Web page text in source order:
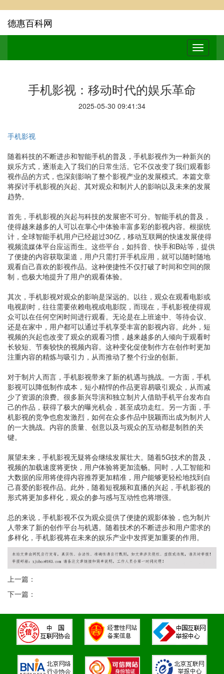
德惠百科网
手机影视：移动时代的娱乐革命
2025-05-30 09:41:34
手机影视
随着科技的不断进步和智能手机的普及，手机影视作为一种新兴的
娱乐方式，逐渐走入了我们的日常生活。它不仅改变了我们观看影
视作品的方式，也深刻影响了整个影视产业的发展模式。本篇文章
将探讨手机影视的兴起、其对观众和制片人的影响以及未来的发展
趋势。
首先，手机影视的兴起与科技的发展密不可分。智能手机的普及，
使得越来越多的人可以在掌心中体验丰富多彩的影视内容。根据统
计，全球智能手机用户已经超过30亿，移动互联网的快速发展使得
视频流媒体平台应运而生。这些平台，如抖音、快手和B站等，提供
了便捷的内容获取渠道，用户只需打开手机应用，就可以随时随地
观看自己喜欢的影视作品。这种便捷性不仅打破了时间和空间的限
制，也极大地提升了用户的观看体验。
其次，手机影视对观众的影响是深远的。以往，观众在观看电影或
电视剧时，往往需要依赖电视或电影院，而现在，手机影视使得观
众可以在任何空闲时间进行观看。无论是在上班途中、等待会议、
还是在家中，用户都可以通过手机享受丰富的影视内容。此外，短
视频的兴起也改变了观众的观看习惯，越来越多的人倾向于观看时
长较短、节奏较快的视频内容。这种变化促使制作方在创作时更加
注重内容的精炼与吸引力，从而推动了整个行业的创新。
对于制片人而言，手机影视带来了新的机遇与挑战。一方面，手机
影视可以降低制作成本，短小精悍的作品更容易吸引观众，从而减
少了资源的浪费。很多新兴导演和独立制片人借助手机平台发布自
己的作品，获得了极大的曝光机会，甚至成功走红。另一方面，手
机影视的竞争也愈发激烈，如何在众多作品中脱颖而出成为制片人
的一大挑战。内容的质量、创意以及与观众的互动都是制胜的关
键。
展望未来，手机影视无疑将会继续发展壮大。随着5G技术的普及，
视频的加载速度将更快，用户体验将更加流畅。同时，人工智能和
大数据的应用将使得内容推荐更加精准，用户能够更轻松地找到自
己喜爱的影视作品。此外，随着短视频和直播的兴起，手机影视的
形式将更加多样化，观众的参与感与互动性也将增强。
总的来说，手机影视不仅为观众提供了便捷的观影体验，也为制片
人带来了新的创作平台与机遇。随着技术的不断进步和用户需求的
多样化，手机影视将在未来的娱乐产业中发挥更加重要的作用。
上一篇：
下一篇：